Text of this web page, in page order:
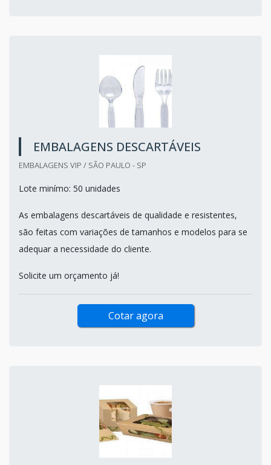
EMBALAGENS DESCARTÁVEIS
EMBALAGENS VIP / SÃO PAULO - SP
Lote minímo: 50 unidades
As embalagens descartáveis de qualidade e resistentes,
são feitas com variações de tamanhos e modelos para se
adequar a necessidade do cliente.
Solicite um orçamento já!
Cotar agora